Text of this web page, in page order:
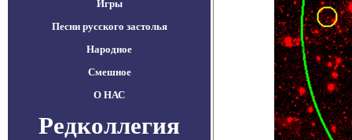
Игры
Песни русского застолья
Народное
Смешное
О НАС
Редколлегия